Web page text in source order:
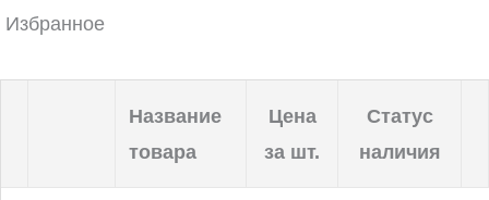
Избранное
Название
товара
Цена
за шт.
Статус
наличия